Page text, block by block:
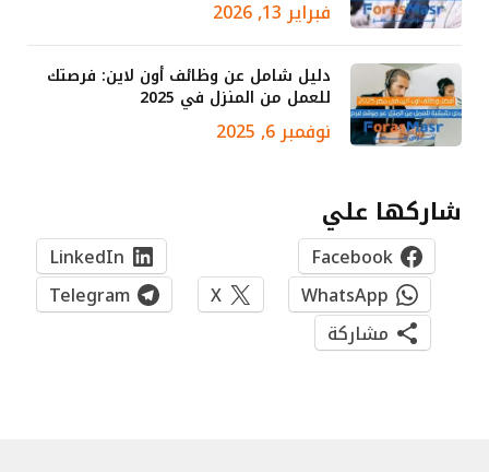
فبراير 13, 2026
دليل شامل عن وظائف أون لاين: فرصتك
للعمل من المنزل في 2025
نوفمبر 6, 2025
شاركها علي
Facebook
LinkedIn
WhatsApp
X
Telegram
مشاركة